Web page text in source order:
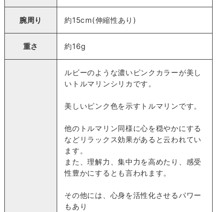
腕周り 約15cm(伸縮性あり)
重さ 約16g
ルビーのような濃いピンクカラーが美し
いトルマリンシリカです。
美しいピンク色を示すトルマリンです。
他のトルマリン同様に心を穏やかにする
などリラックス効果があると云われてい
ます。
また、理解力、集中力を高めたり、感受
性豊かにするとも言われます。
その他には、心身を活性化させるパワー
もあり